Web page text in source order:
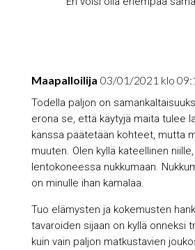
Maapalloilija 03/01/2021 klo
Todella paljon on
erona se, että käytyjä maita tulee
kanssa päätetään kohteet, mutta
muuten. Olen kyllä kateellinen
lentokoneessa nukkumaan.
on minulle ihan kamalaa.
Tuo elämysten ja kokemusten
tavaroiden sijaan on kyllä onneksi
kuin vain paljon matkustavien